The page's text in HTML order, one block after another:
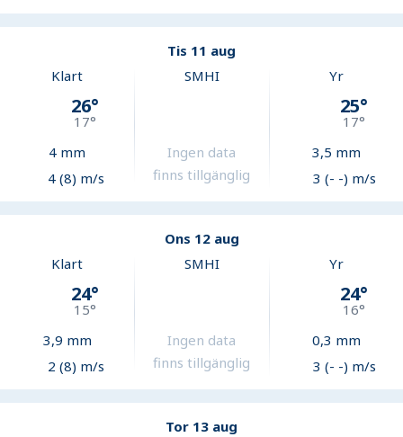
Tis 11 aug
Klart
26°
17°
4 mm
4 (8) m/s
SMHI
Ingen data
finns tillgänglig
Yr
25°
17°
3,5 mm
3 (- -) m/s
Ons 12 aug
Klart
24°
15°
3,9 mm
2 (8) m/s
SMHI
Ingen data
finns tillgänglig
Yr
24°
16°
0,3 mm
3 (- -) m/s
Tor 13 aug